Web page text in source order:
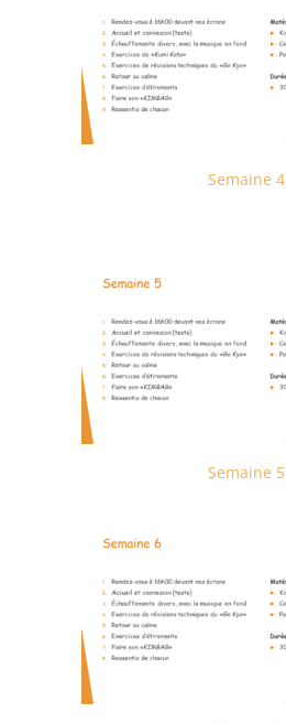
Semaine 4
Semaine 5